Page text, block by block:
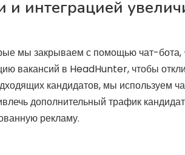
и интеграцией
мы закрываем с помощью чат-
вакансий в HeadHunter, чтобы
кандидатов, мы используем
дополнительный трафик
рекламу.